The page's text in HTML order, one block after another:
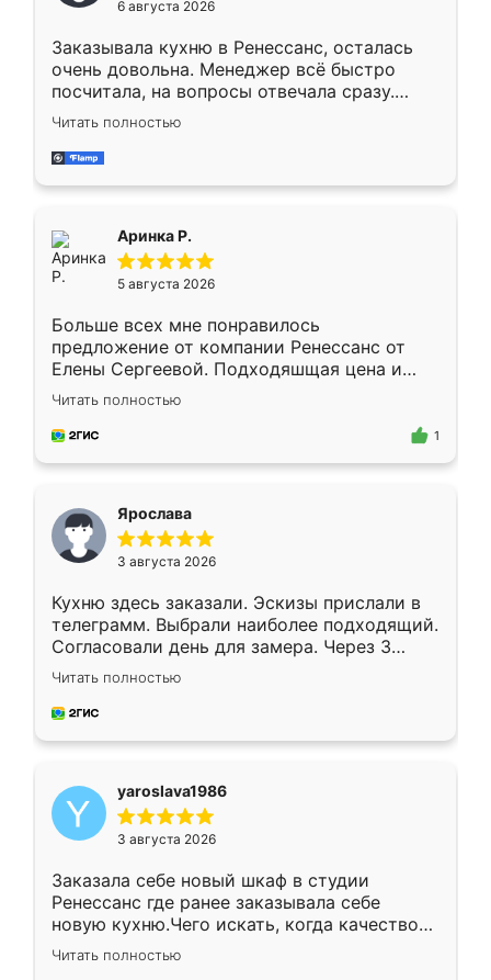
мебели буду заказывать только здесь.
6 августа 2026
Заказывала кухню в Ренессанс, осталась
очень довольна. Менеджер всё быстро
посчитала, на вопросы отвечала сразу.
Замерщик приехал в субботу, подошёл к
делу со всей ответственностью. Собрали
за день, ребята работали аккуратно, даже
Читать полностью
Аринка Р.
5 августа 2026
Больше всех мне понравилось
предложение от компании Ренессанс от
Елены Сергеевой. Подходяшщая цена и
короткие сроки изготовления. Приехавший
для замера сотрудник Владислав
предложил по моему эскизу самый
Читать полностью
1
Ярослава
3 августа 2026
Кухню здесь заказали. Эскизы прислали в
телеграмм. Выбрали наиболее подходящий.
Согласовали день для замера. Через 3
недели кухня была уже готова. Остались
довольны работой. Спасибо Ренессанс
мебель за качественную работу!
Читать полностью
yaroslava1986
3 августа 2026
Заказала себе новый шкаф в студии
Ренессанс где ранее заказывала себе
новую кухню.Чего искать, когда качеством
вполне довольна. Служит кухня уже почти
два года, нареканий нет.
Читать полностью